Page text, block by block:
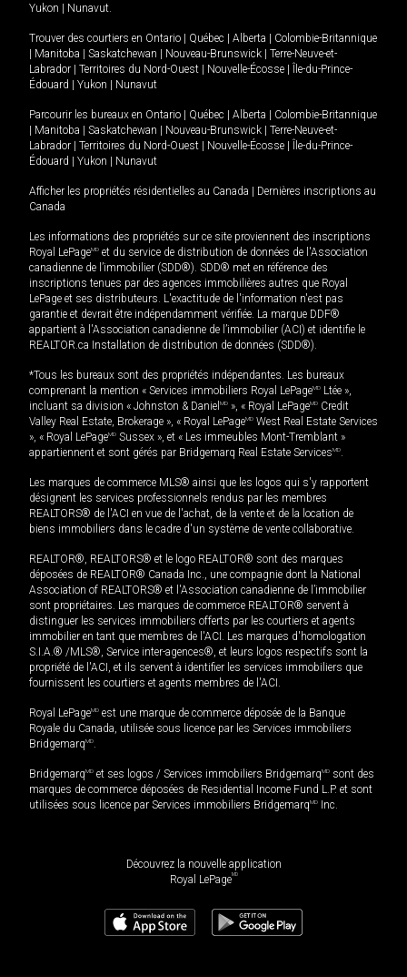
Yukon
Nunavut.
Trouver des courtiers en Ontario Québec Alberta
Colombie-Britannique
Manitoba Saskatchewan Nouveau-Brunswick
Terre-Neuve-et-
Labrador
Territoires du Nord-Ouest Nouvelle-Écosse
Île-du-Prince-
Édouard
Yukon Nunavut
Parcourir les bureaux en Ontario Québec Alberta
Colombie-Britannique
Manitoba Saskatchewan Nouveau-Brunswick
Terre-Neuve-et-
Labrador
Territoires du Nord-Ouest Nouvelle-Écosse
Île-du-Prince-
Édouard
Yukon Nunavut
Afficher les propriétés résidentielles au Canada
Dernières inscriptions au
Canada
Les informations des propriétés sur ce site proviennent des inscriptions
Royal LePageMD et du service de distribution de données de l'Association
canadienne de l’immobilier (SDD®). SDD® met en référence des
inscriptions tenues par des agences immobilières autres que Royal
LePage et ses distributeurs. L'exactitude de l'information n'est pas
garantie et devrait être indépendamment vérifiée. La marque DDF®
appartient à l'Association canadienne de l’immobilier (ACI) et identifie le
REALTOR.ca Installation de distribution de données (SDD®).
*Tous les bureaux sont des propriétés indépendantes. Les bureaux
comprenant la mention « Services immobiliers Royal LePageMD Ltée »,
incluant sa division « Johnston & Daniel MD », « Royal LePageMD Credit
Valley Real Estate, Brokerage », « Royal LePageMD West Real Estate Services
», « Royal LePageMD Sussex », et « Les immeubles Mont-Tremblant »
appartiennent et sont gérés par Bridgemarq Real Estate ServicesMD.
Les marques de commerce MLS® ainsi que les logos qui s'y rapportent
désignent les services professionnels rendus par les membres
REALTORS® de l'ACI en vue de l'achat, de la vente et de la location de
biens immobiliers dans le cadre d'un système de vente collaborative.
REALTOR®, REALTORS® et le logo REALTOR® sont des marques
déposées de REALTOR® Canada Inc., une compagnie dont la National
Association of REALTORS® et l'Association canadienne de l’immobilier
sont propriétaires. Les marques de commerce REALTOR® servent à
distinguer les services immobiliers offerts par les courtiers et agents
immobilier en tant que membres de l'ACI. Les marques d'homologation
S.I.A.® /MLS®, Service inter-agences®, et leurs logos respectifs sont la
propriété de l'ACI, et ils servent à identifier les services immobiliers que
fournissent les courtiers et agents membres de l'ACI.
Royal LePageMD est une marque de commerce déposée de la Banque
Royale du Canada, utilisée sous licence par les Services immobiliers
BridgemarqMD.
BridgemarqMD et ses logos / Services immobiliers BridgemarqMD sont des
marques de commerce déposées de Residential Income Fund L.P. et sont
utilisées sous licence par Services immobiliers BridgemarqMD Inc.
Découvrez la nouvelle application
Royal LePageMD